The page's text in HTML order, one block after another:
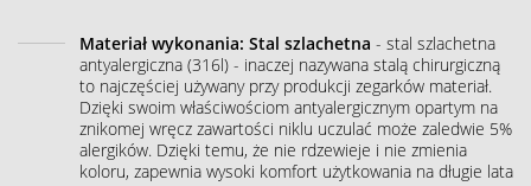
Materiał wykonania: Stal szlachetna - stal szlachetna
antyalergiczna (316l) - inaczej nazywana stalą chirurgiczną
to najczęściej używany przy produkcji zegarków materiał.
Dzięki swoim właściwościom antyalergicznym opartym na
znikomej wręcz zawartości niklu uczulać może zaledwie 5%
alergików. Dzięki temu, że nie rdzewieje i nie zmienia
koloru, zapewnia wysoki komfort użytkowania na długie lata